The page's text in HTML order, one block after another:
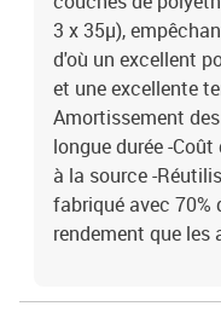
3 x 35µ),
d'où un excellent
et une excellente
Amortissement
longue durée -
à la source -
fabriqué avec 70%
rendement que les